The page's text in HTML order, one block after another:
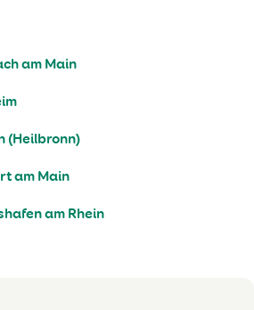
am Main
(Heilbronn)
am Main
am Rhein